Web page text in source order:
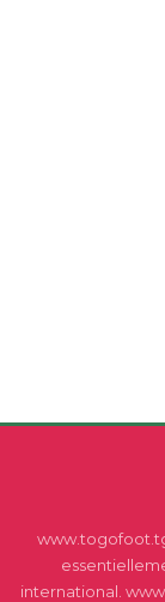
international.